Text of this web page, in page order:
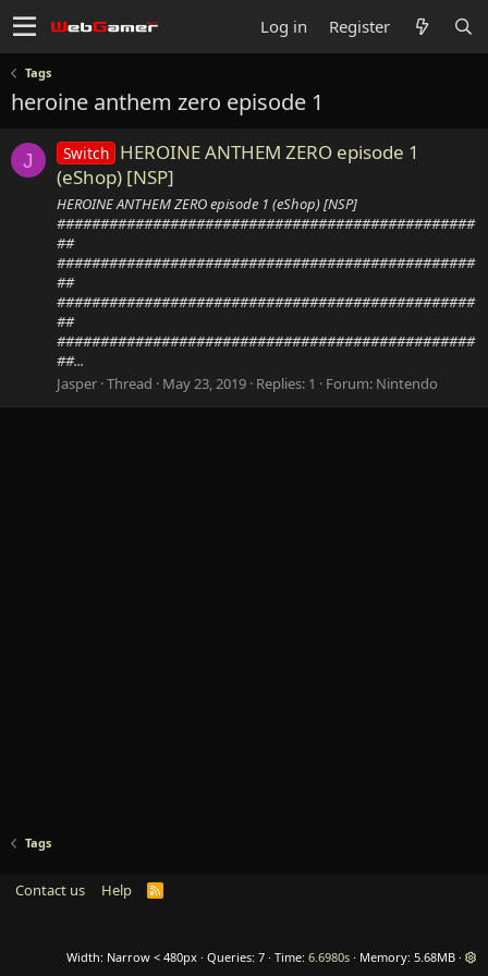
Log in Register
Tags
heroine anthem zero episode 1
J Switch HEROINE ANTHEM ZERO episode 1
(eShop) [NSP]
HEROINE ANTHEM ZERO episode 1 (eShop) [NSP]
################################################
##
################################################
##
################################################
##
################################################
##...
Jasper Thread May 23, 2019 Replies: 1 Forum: Nintendo
Tags
Contact us Help
R
Width Queries 7 Time 6.6980s Memory 5.68MB